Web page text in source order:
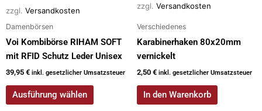
zzgl. Versandkosten
Damenbörsen
Voi Kombibörse RIHAM SOFT
mit RFID Schutz Leder Unisex
39,95 € inkl. gesetzlicher Umsatzsteuer
Ausführung wählen
Produktseite
gewählt
werden
zzgl. Versandkosten
Verschiedenes
Karabinerhaken 80x20mm
vernickelt
2,50 € inkl. gesetzlicher Umsatzsteuer
In den Warenkorb